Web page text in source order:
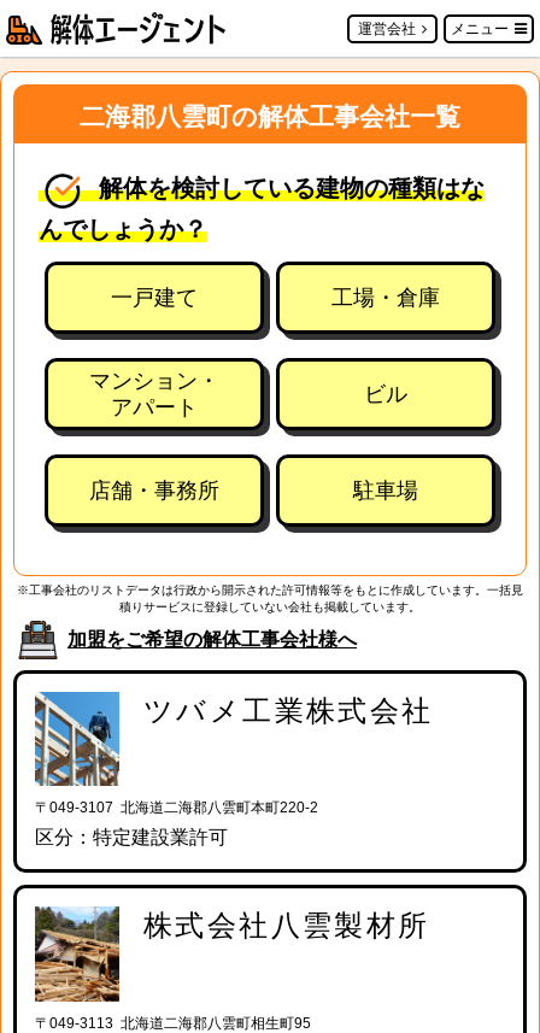
運営会社 メニュー
二海郡八雲町の解体工事会社一覧
解体を検討している建物の種類はな
んでしょうか？
一戸建て 工場・倉庫
マンション・
アパート
ビル
店舗・事務所 駐車場
※工事会社のリストデータは行政から開示された許可情報等をもとに作成しています。一括見
積りサービスに登録していない会社も掲載しています。
加盟をご希望の解体工事会社様へ
ツバメ工業株式会社
〒049-3107 北海道二海郡八雲町本町220-2
区分：特定建設業許可
株式会社八雲製材所
〒049-3113 北海道二海郡八雲町相生町95